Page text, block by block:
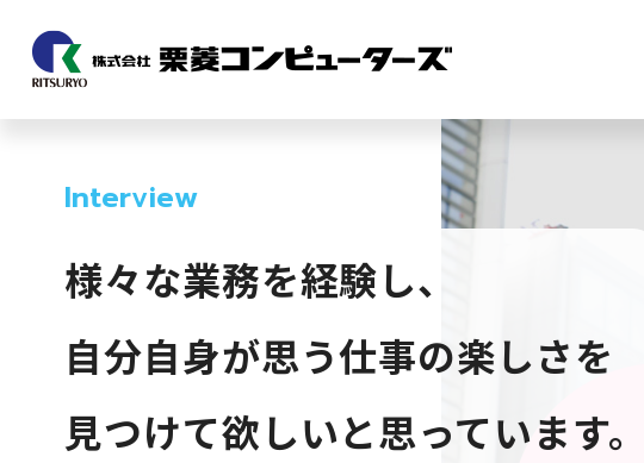
Interview
様々な業務を経験し、
自分自身が思う仕事の楽しさを
見つけて欲しいと思っています。